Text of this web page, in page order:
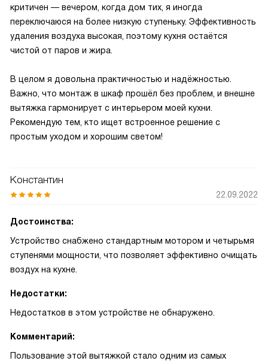
критичен — вечером, когда дом тих, я иногда
переключаюся на более низкую ступеньку. Эффективность
удаления воздуха высокая, поэтому кухня остаётся
чистой от паров и жира.
В целом я довольна практичностью и надёжностью.
Важно, что монтаж в шкаф прошёл без проблем, и внешне
вытяжка гармонирует с интерьером моей кухни.
Рекомендую тем, кто ищет встроенное решение с
простым уходом и хорошим светом!
Константин
22.09.2022
Достоинства:
Устройство снабжено стандартным мотором и четырьмя
ступенями мощности, что позволяет эффективно очищать
воздух на кухне.
Недостатки:
Недостатков в этом устройстве не обнаружено.
Комментарий:
Пользование этой вытяжкой стало одним из самых